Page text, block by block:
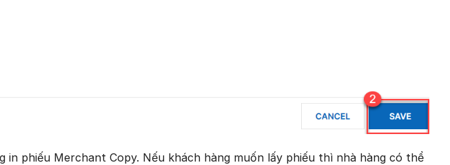
phiếu Merchant Copy. Nếu khách hàng muốn lấy phiếu thì nhà hàng có thể